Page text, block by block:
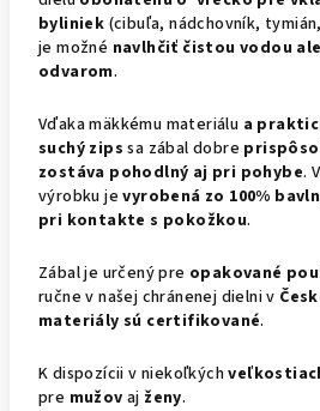
byliniek (cibuľa, nádchovník,
je možné navlhčiť čistou vodou
odvarom.
Vďaka mäkkému materiálu a
suchý zips sa zábal dobre
zostáva pohodlný aj pri pohybe.
výrobku jevyrobená zo 100%
pri kontakte s pokožkou.
Zábal je určený pre opakované
ručne v našej chránenej dielni v
materiály sú certifikované.
K dispozícii v niekoľkých
pre mužov aj ženy.